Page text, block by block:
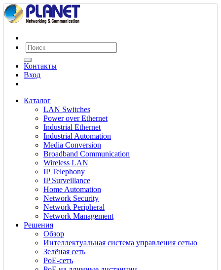
Контакты
Вход
Каталог
LAN Switches
Power over Ethernet
Industrial Ethernet
Industrial Automation
Media Conversion
Broadband Communication
Wireless LAN
IP Telephony
IP Surveillance
Home Automation
Network Security
Network Peripheral
Network Management
Решения
Обзор
Интеллектуальная система управления сетью
Зелёная сеть
PoE-сеть